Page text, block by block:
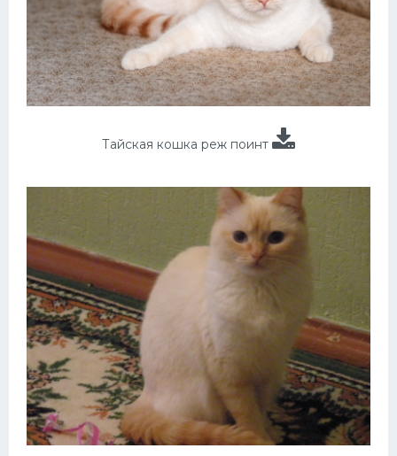
Тайская кошка реж поинт